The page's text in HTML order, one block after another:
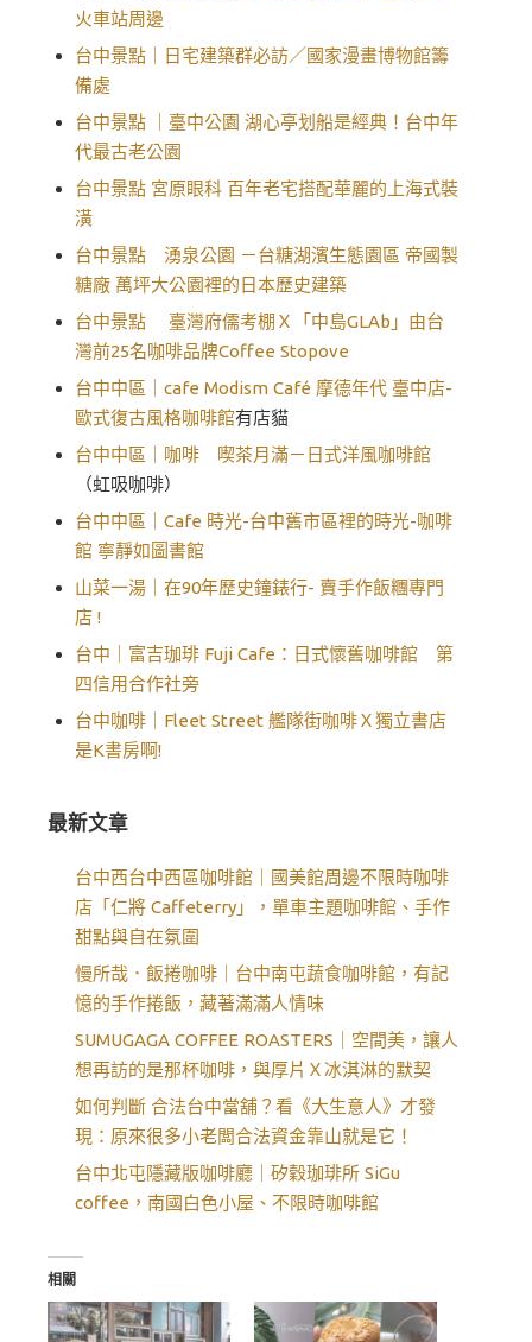
火車站周邊
台中景點｜日宅建築群必訪／國家漫畫博物館籌
備處
台中景點 ｜臺中公園 湖心亭划船是經典！台中年
代最古老公園
台中景點 宮原眼科 百年老宅搭配華麗的上海式裝
潢
台中景點 湧泉公園 －台糖湖濱生態園區 帝國製
糖廠 萬坪大公園裡的日本歷史建築
台中景點 臺灣府儒考棚Ｘ「中島GLAb」由台
灣前25名咖啡品牌Coffee Stopove
台中中區｜cafe Modism Café 摩德年代 臺中店-
歐式復古風格咖啡館有店貓
台中中區｜咖啡 喫茶月滿－日式洋風咖啡館
（虹吸咖啡）
台中中區｜Cafe 時光-台中舊市區裡的時光-咖啡
館 寧靜如圖書館
山菜一湯｜在90年歷史鐘錶行- 賣手作飯糰專門
店 !
台中｜富吉珈琲 Fuji Cafe：日式懷舊咖啡館 第
四信用合作社旁
台中咖啡｜Fleet Street 艦隊街咖啡Ｘ獨立書店
是K書房啊!
最新文章
台中西台中西區咖啡館｜國美館周邊不限時咖啡
店「仁將 Caffeterry」，單車主題咖啡館、手作
甜點與自在氛圍
慢所哉．飯捲咖啡｜台中南屯蔬食咖啡館，有記
憶的手作捲飯，藏著滿滿人情味
SUMUGAGA COFFEE ROASTERS｜空間美，讓人
想再訪的是那杯咖啡，與厚片Ｘ冰淇淋的默契
如何判斷 合法台中當舖？看《大生意人》才發
現：原來很多小老闆合法資金靠山就是它！
台中北屯隱藏版咖啡廳｜矽穀珈琲所 SiGu
coffee，南國白色小屋、不限時咖啡館
相關